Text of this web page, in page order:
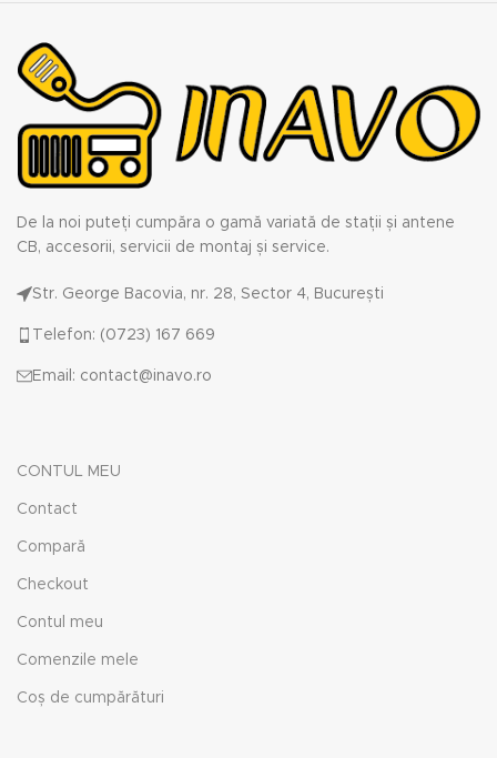
De la noi puteți cumpăra o gamă variată de stații și antene
CB, accesorii, servicii de montaj și service.
Str. George Bacovia, nr. 28, Sector 4, București
Telefon: (0723) 167 669
Email: contact@inavo.ro
CONTUL MEU
Contact
Compară
Checkout
Contul meu
Comenzile mele
Coș de cumpărături